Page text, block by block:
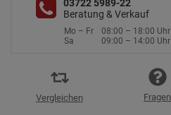
03722 5989-22
Beratung & Verkauf
Mo – Fr
08:00 – 18:00 Uhr
Sa
09:00 – 14:00 Uhr
Vergleichen Fragen